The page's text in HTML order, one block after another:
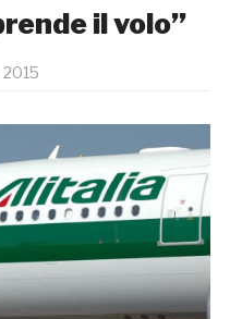
il volo”
2015